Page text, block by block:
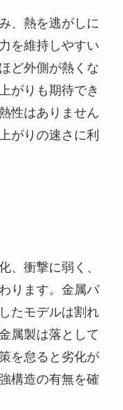
、熱を逃がしに
を維持しやすい
ど外側が熱くな
がりも期待でき
性はありません
がりの速さに利
、衝撃に弱く、
ります。金属バ
たモデルは割れ
属製は落として
を怠ると劣化が
構造の有無を確